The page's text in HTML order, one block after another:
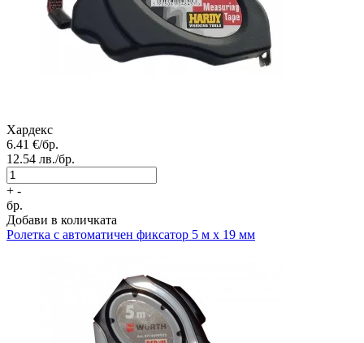
Хардекс
6.41 €/бр.
12.54 лв./бр.
+ -
бр.
Добави в количката
Ролетка с автоматичен фиксатор 5 м х 19 мм